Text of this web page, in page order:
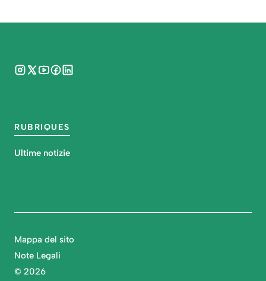
RUBRIQUES
Ultime notizie
© 2026
Mappa del sito
Note Legali